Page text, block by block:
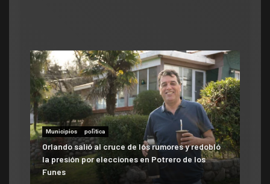
Municipios polìtica
Orlando salió al cruce de los rumores y redobló
la presión por elecciones en Potrero de los
Funes
Municipios
ATE salió con los tapones de punta contra el
aumento del 10% que otorgó la Municipalidad:
«Consolida salarios de pobreza»